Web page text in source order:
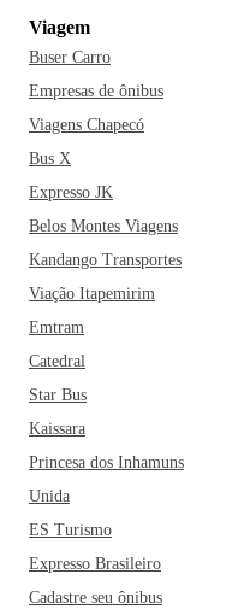
Viagem
Buser Carro
Empresas de ônibus
Viagens Chapecó
Bus X
Expresso JK
Belos Montes Viagens
Kandango Transportes
Viação Itapemirim
Emtram
Catedral
Star Bus
Kaissara
Princesa dos Inhamuns
Unida
ES Turismo
Expresso Brasileiro
Cadastre seu ônibus